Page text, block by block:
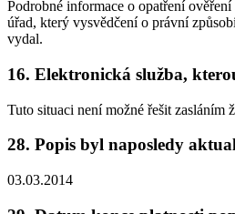
Podrobné informace o opatření
úřad, který vysvědčení o právní
vydal.
16. Elektronická služba,
Tuto situaci není možné řešit zasláním
28. Popis byl naposledy
03.03.2014